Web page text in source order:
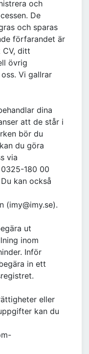
och
De
och sparas
förfarandet är
ditt
övrig
Vi gallrar
dina
att de står i
bör du
du göra
via
0325-180 00
kan också
(imy@imy.se).
ut
inom
Inför
in ett
eller
kan du